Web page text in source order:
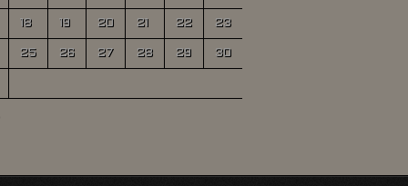
18 19 20 21 22 23
25 26 27 28 29 30